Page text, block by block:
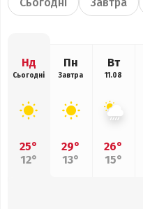
Нд
Сьогодні
25°
12°
Пн
Завтра
29°
13°
Вт
11.08
26°
15°